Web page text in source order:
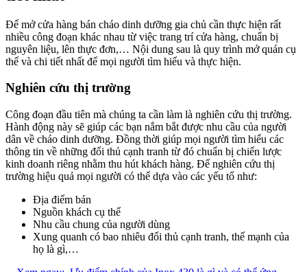
Để mở cửa hàng bán cháo dinh dưỡng gia chủ cần thực hiện rất
nhiều công đoạn khác nhau từ việc trang trí cửa hàng, chuẩn bị
nguyên liệu, lên thực đơn,… Nội dung sau là quy trình mở quán cụ
thể và chi tiết nhất để mọi người tìm hiểu và thực hiện.
Nghiên cứu thị trường
Công đoạn đầu tiên mà chúng ta cần làm là nghiên cứu thị trường.
Hành động này sẽ giúp các bạn nắm bắt được nhu cầu của người
dân về cháo dinh dưỡng. Đồng thời giúp mọi người tìm hiểu các
thông tin về những đối thủ cạnh tranh từ đó chuẩn bị chiến lược
kinh doanh riêng nhằm thu hút khách hàng. Để nghiên cứu thị
trường hiệu quả mọi người có thể dựa vào các yếu tố như:
Địa điểm bán
Nguồn khách cụ thể
Nhu cầu chung của người dùng
Xung quanh có bao nhiêu đối thủ cạnh tranh, thế mạnh của
họ là gì,…